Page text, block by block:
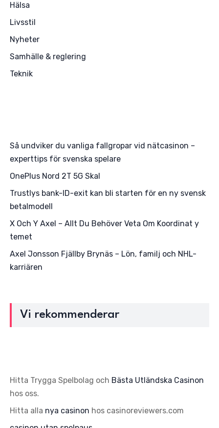
Hälsa
Livsstil
Nyheter
Samhälle & reglering
Teknik
Så undviker du vanliga fallgropar vid nätcasinon –
experttips för svenska spelare
OnePlus Nord 2T 5G Skal
Trustlys bank-ID-exit kan bli starten för en ny svensk
betalmodell
X Och Y Axel – Allt Du Behöver Veta Om Koordinat y
temet
Axel Jonsson Fjällby Brynäs – Lön, familj och NHL-
karriären
Vi rekommenderar
Hitta Trygga Spelbolag och Bästa Utländska Casinon
hos oss.
Hitta alla nya casinon hos casinoreviewers.com